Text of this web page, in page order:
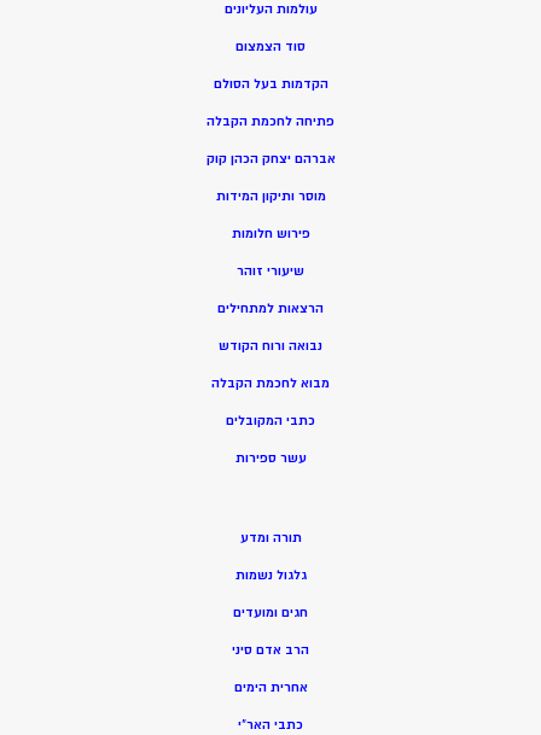
עולמות העליונים
סוד הצמצום
הקדמות בעל הסולם
פתיחה לחכמת הקבלה
אברהם יצחק הכהן קוק
מוסר ותיקון המידות
פירוש חלומות
שיעורי זוהר
הרצאות למתחילים
נבואה ורוח הקודש
מבוא לחכמת הקבלה
כתבי המקובלים
עשר ספירות
תורה ומדע
גלגול נשמות
חגים ומועדים
הרב אדם סיני
אחרית הימים
כתבי האר”י